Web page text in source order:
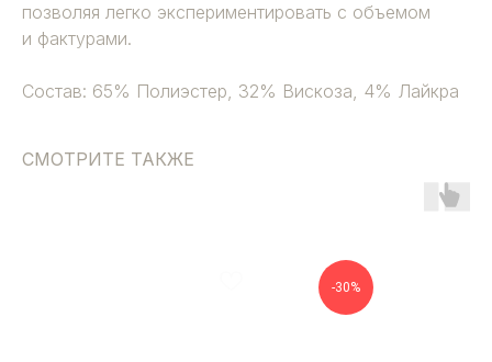
позволяя легко экспериментировать с объемом
и фактурами.
Состав: 65% Полиэстер, 32% Вискоза, 4% Лайкра
СМОТРИТЕ ТАКЖЕ
-30%